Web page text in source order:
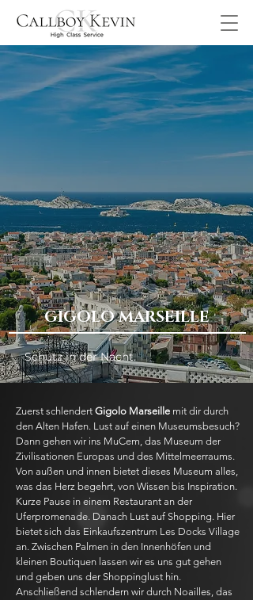
GIGOLO MARSEILLE
Schutz in der Nacht.
Zuerst schlendert Gigolo Marseille mit dir durch
den Alten Hafen. Lust auf einen Museumsbesuch?
Dann gehen wir ins MuCem, das Museum der
Zivilisationen Europas und des Mittelmeerraums.
Von außen und innen bietet dieses Museum alles,
was das Herz begehrt, von Wissen bis Inspiration.
Kurze Pause in einem Restaurant an der
Uferpromenade. Danach Lust auf Shopping. Hier
bietet sich das Einkaufszentrum Les Docks Village
an. Zwischen Palmen in den Innenhöfen und
kleinen Boutiquen lassen wir es uns gut gehen
und geben uns der Shoppinglust hin.
Anschließend schlendern wir durch Noailles, das